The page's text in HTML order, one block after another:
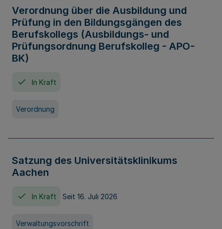
Verordnung über die Ausbildung und
Prüfung in den Bildungsgängen des
Berufskollegs (Ausbildungs- und
Prüfungsordnung Berufskolleg - APO-
BK)
In Kraft
Verordnung
Satzung des Universitätsklinikums
Aachen
In Kraft Seit 16. Juli 2026
Verwaltungsvorschrift